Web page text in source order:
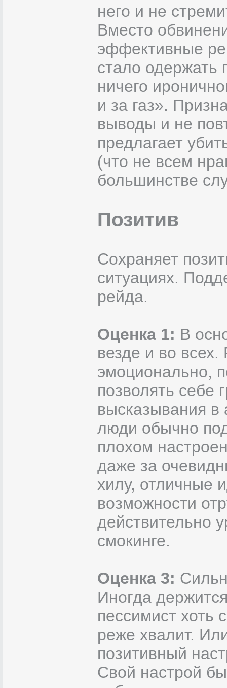
него и не
Вместо
эффективные
стало одержать
ничего
и за газ».
выводы и не
предлагает
(что не всем
большинстве
Позитив
Сохраняет
ситуациях.
рейда.
Оценка 1: В
везде и во всех.
эмоционально,
позволять себе
высказывания в
люди обычно
плохом
даже за
хилу, отличные
возможности
действительно
смокинге.
Оценка 3:
Иногда
пессимист хоть
реже хвалит.
позитивный
Свой настрой